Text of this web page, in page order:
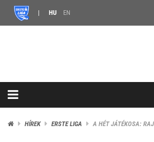
HU EN
HÍREK ERSTE LIGA A HÉT JÁTÉKOSA: